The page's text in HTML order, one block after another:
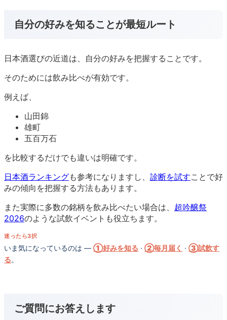
自分の好みを知ることが最短ルート
日本酒選びの近道は、自分の好みを把握することです。
そのためには飲み比べが有効です。
例えば、
山田錦
雄町
五百万石
を比較するだけでも違いは明確です。
日本酒ランキングも参考になりますし、 診断を試すことで好
みの傾向を把握する方法もあります。
また実際に多数の銘柄を飲み比べたい場合は、 超吟醸祭
2026のような試飲イベントも役立ちます。
迷ったら3択
いま気になっているのは — ①好みを知る · ②毎月届く · ③試飲す
る。
ご質問にお答えします